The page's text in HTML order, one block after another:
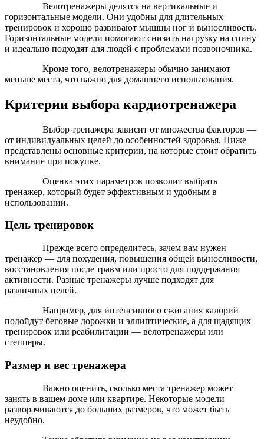
Велотренажеры делятся на вертикальные и
горизонтальные модели. Они удобны для длительных
тренировок и хорошо развивают мышцы ног и выносливость.
Горизонтальные модели помогают снизить нагрузку на спину
и идеально подходят для людей с проблемами позвоночника.
Кроме того, велотренажеры обычно занимают
меньше места, что важно для домашнего использования.
Критерии выбора кардиотренажера
Выбор тренажера зависит от множества факторов —
от индивидуальных целей до особенностей здоровья. Ниже
представлены основные критерии, на которые стоит обратить
внимание при покупке.
Оценка этих параметров позволит выбрать
тренажер, который будет эффективным и удобным в
использовании.
Цель тренировок
Прежде всего определитесь, зачем вам нужен
тренажер — для похудения, повышения общей выносливости,
восстановления после травм или просто для поддержания
активности. Разные тренажеры лучше подходят для
различных целей.
Например, для интенсивного сжигания калорий
подойдут беговые дорожки и эллиптические, а для щадящих
тренировок или реабилитации — велотренажеры или
степперы.
Размер и вес тренажера
Важно оценить, сколько места тренажер может
занять в вашем доме или квартире. Некоторые модели
разворачиваются до больших размеров, что может быть
неудобно.